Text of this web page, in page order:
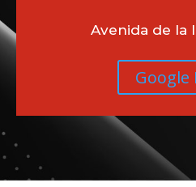
Avenida de la
Google